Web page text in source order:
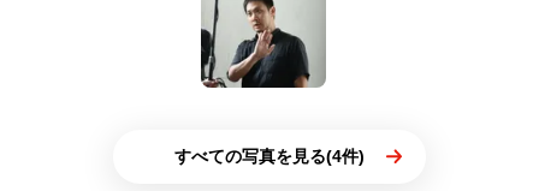
すべての写真を見る(4件)